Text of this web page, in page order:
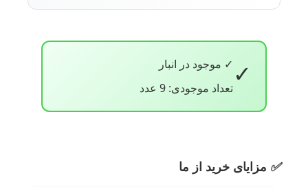
✓ ✓ موجود در انبار
تعداد موجودی: 9 عدد
✅ مزایای خرید از ما